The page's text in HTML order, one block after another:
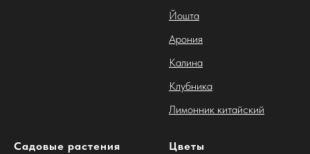
Йошта
Арония
Калина
Клубника
Лимонник китайский
Садовые растения
Цветы